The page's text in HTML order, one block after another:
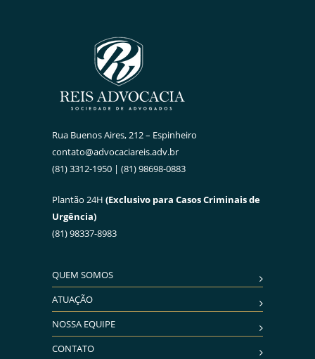
Rua Buenos Aires, 212 – Espinheiro
contato@advocaciareis.adv.br
(81) 3312-1950 | (81) 98698-0883
Plantão 24H (Exclusivo para Casos Criminais de
Urgência)
(81) 98337-8983
QUEM SOMOS
ATUAÇÃO
NOSSA EQUIPE
CONTATO